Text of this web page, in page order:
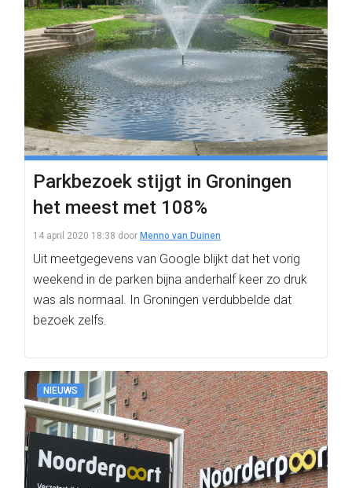
Parkbezoek stijgt in Groningen
het meest met 108%
14 april 2020 18:38 door Menno van Duinen
Uit meetgegevens van Google blijkt dat het vorig
weekend in de parken bijna anderhalf keer zo druk
was als normaal. In Groningen verdubbelde dat
bezoek zelfs.
NIEUWS